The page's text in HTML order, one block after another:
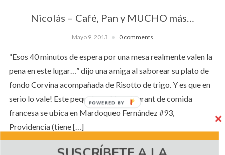
Nicolás – Café, Pan y MUCHO más…
Mayo 9, 2013 0 comments
“Esos 40 minutos de espera por una mesa realmente valen la
pena en este lugar…” dijo una amiga al saborear su plato de
fondo Corvina acompañada de Risotto de trigo. Y es que en
serio lo vale! Este pequeño café-restaurant de comida
francesa se ubica en Mardoqueo Fernández #93,
Providencia (tiene […]
POWERED BY